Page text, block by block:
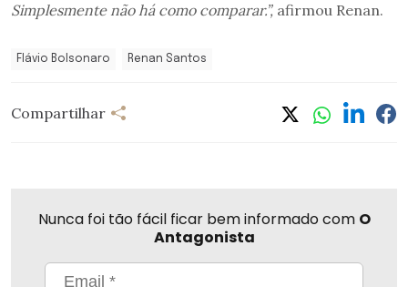
Simplesmente não há como comparar.”, afirmou Renan.
Flávio Bolsonaro Renan Santos
Compartilhar
Nunca foi tão fácil ficar bem informado com O
Antagonista